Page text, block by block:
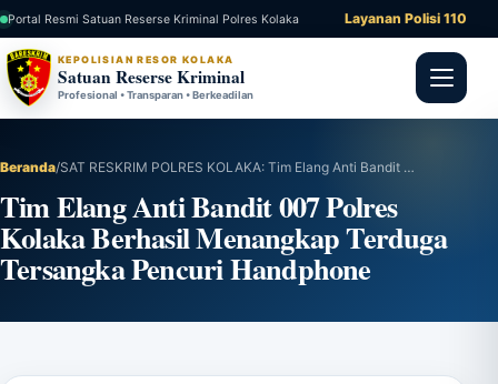
Portal Resmi Satuan Reserse Kriminal Polres Kolaka Layanan Polisi 110
KEPOLISIAN RESOR KOLAKA
Satuan Reserse Kriminal
Profesional • Transparan • Berkeadilan
Beranda/ SAT RESKRIM POLRES KOLAKA: Tim Elang Anti Bandit 007 Polres Kolaka Berhasil Menangkap Terduga Tersangka Pencuri Handphone
Tim Elang Anti Bandit 007 Polres
Kolaka Berhasil Menangkap Terduga
Tersangka Pencuri Handphone